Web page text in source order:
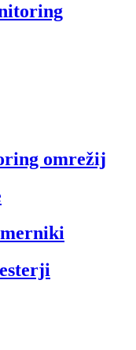
omrežij